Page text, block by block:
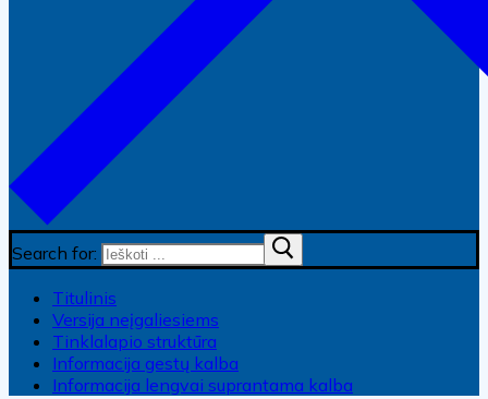
Search for:
Titulinis
Versija neįgaliesiems
Tinklalapio struktūra
Informacija gestų kalba
Informacija lengvai suprantama kalba